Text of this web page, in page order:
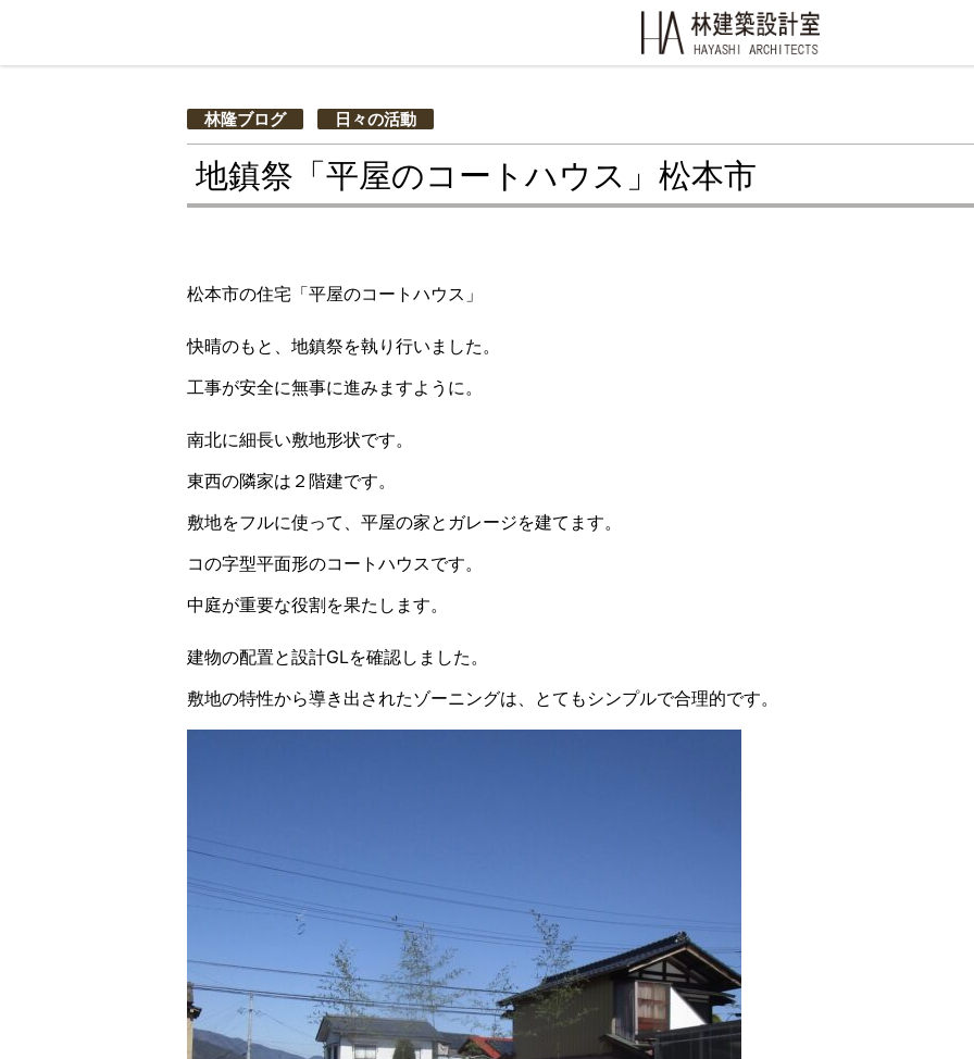
林隆ブログ 日々の活動
地鎮祭「平屋のコートハウス」松本市
松本市の住宅「平屋のコートハウス」
快晴のもと、地鎮祭を執り行いました。
工事が安全に無事に進みますように。
南北に細長い敷地形状です。
東西の隣家は２階建です。
敷地をフルに使って、平屋の家とガレージを建てます。
コの字型平面形のコートハウスです。
中庭が重要な役割を果たします。
建物の配置と設計GLを確認しました。
敷地の特性から導き出されたゾーニングは、とてもシンプルで合理的です。